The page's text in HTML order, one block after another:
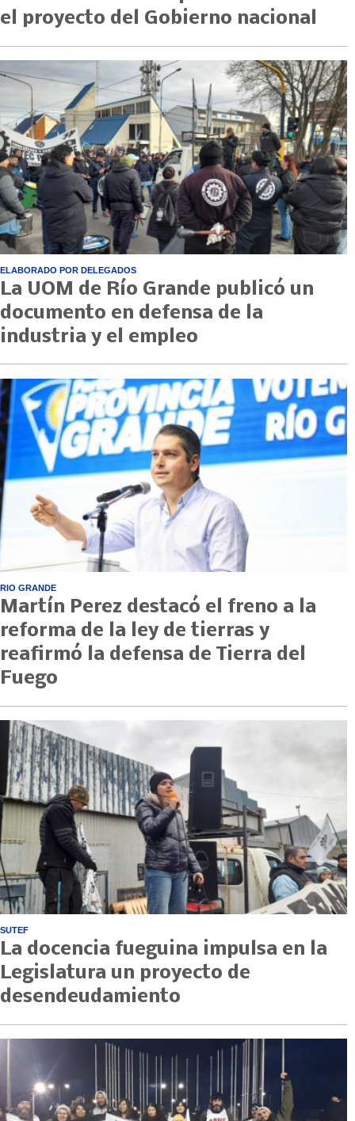
el proyecto del Gobierno nacional
ELABORADO POR DELEGADOS
La UOM de Río Grande publicó un
documento en defensa de la
industria y el empleo
RIO GRANDE
Martín Perez destacó el freno a la
reforma de la ley de tierras y
reafirmó la defensa de Tierra del
Fuego
SUTEF
La docencia fueguina impulsa en la
Legislatura un proyecto de
desendeudamiento